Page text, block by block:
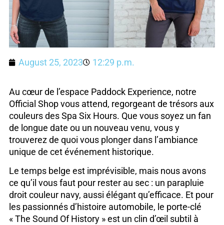
August 25, 2023 12:29 p.m.
Au cœur de l’espace Paddock Experience, notre
Official Shop vous attend, regorgeant de trésors aux
couleurs des Spa Six Hours. Que vous soyez un fan
de longue date ou un nouveau venu, vous y
trouverez de quoi vous plonger dans l’ambiance
unique de cet événement historique.
Le temps belge est imprévisible, mais nous avons
ce qu’il vous faut pour rester au sec : un parapluie
droit couleur navy, aussi élégant qu’efficace. Et pour
les passionnés d’histoire automobile, le porte-clé
« The Sound Of History » est un clin d’œil subtil à